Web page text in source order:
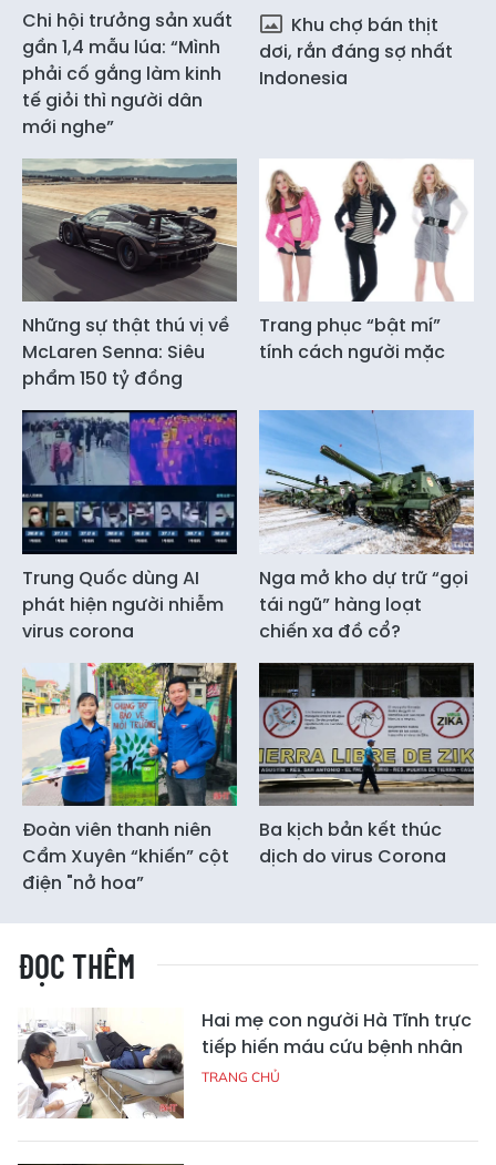
Chi hội trưởng sản xuất
gần 1,4 mẫu lúa: “Mình
phải cố gắng làm kinh
tế giỏi thì người dân
mới nghe”
Khu chợ bán thịt
dơi, rắn đáng sợ nhất
Indonesia
Những sự thật thú vị về
McLaren Senna: Siêu
phẩm 150 tỷ đồng
Trang phục “bật mí”
tính cách người mặc
Trung Quốc dùng AI
phát hiện người nhiễm
virus corona
Nga mở kho dự trữ “gọi
tái ngũ” hàng loạt
chiến xa đồ cổ?
Đoàn viên thanh niên
Cẩm Xuyên “khiến” cột
điện "nở hoa”
Ba kịch bản kết thúc
dịch do virus Corona
ĐỌC THÊM
Hai mẹ con người Hà Tĩnh trực
tiếp hiến máu cứu bệnh nhân
TRANG CHỦ